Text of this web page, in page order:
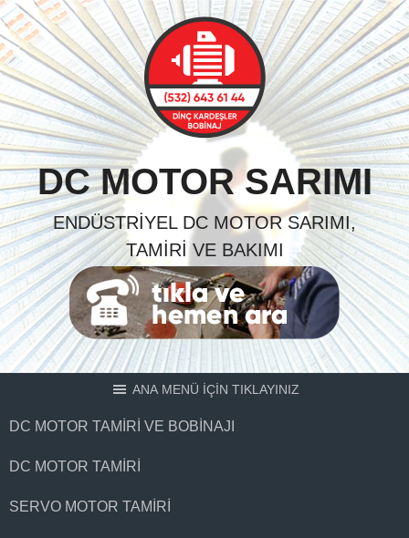
Skip
to
content
DC MOTOR SARIMI
ENDÜSTRIYEL DC MOTOR SARIMI,
TAMIRI VE BAKIMI
ANA MENÜ İÇİN TIKLAYINIZ
DC MOTOR TAMIRI VE BOBINAJI
DC MOTOR TAMIRI
SERVO MOTOR TAMIRI